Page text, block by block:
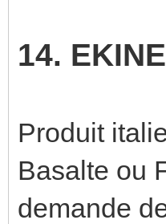
14.
Produit
Basalte ou
demande